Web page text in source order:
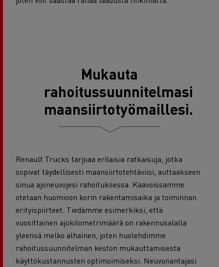
Mukauta
rahoitussuunnitelmasi
maansiirtotyömaillesi.
Renault Trucks tarjoaa erilaisia ratkaisuja, jotka
sopivat täydellisesti maansiirtotehtäviisi, auttaakseen
sinua ajoneuvojesi rahoituksessa. Kaavoissamme
otetaan huomioon korin rakentamisaika ja toiminnan
erityispiirteet. Tiedämme esimerkiksi, että
vuosittainen ajokilometrimäärä on rakennusalalla
yleensä melko alhainen, joten huolehdimme
rahoitussuunnitelman keston mukauttamisesta
käyttökustannusten optimoimiseksi. Neuvonantajasi